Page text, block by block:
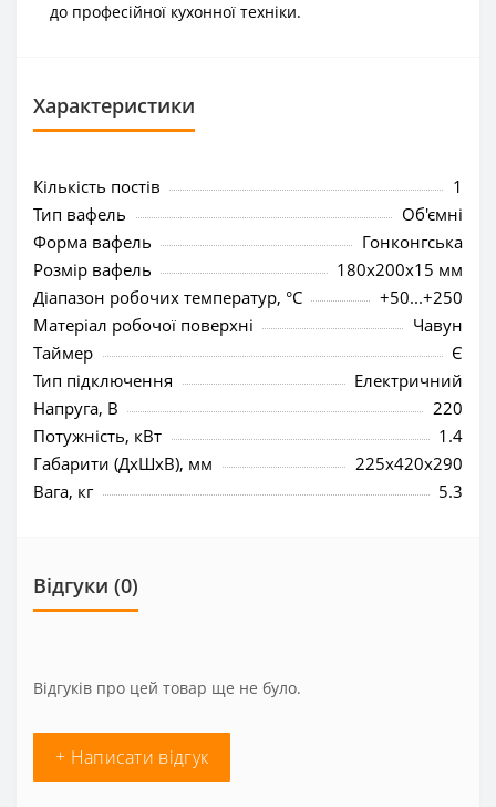
до професійної кухонної техніки.
Характеристики
Кількість постів
1
Тип вафель
Об'ємні
Форма вафель
Гонконгська
Розмір вафель
180x200x15 мм
Діапазон робочих температур, °C
+50...+250
Матеріал робочої поверхні
Чавун
Таймер
Є
Тип підключення
Електричний
Напруга, В
220
Потужність, кВт
1.4
Габарити (ДхШхВ), мм
225x420x290
Вага, кг
5.3
Відгуки (0)
Відгуків про цей товар ще не було.
+ Написати відгук